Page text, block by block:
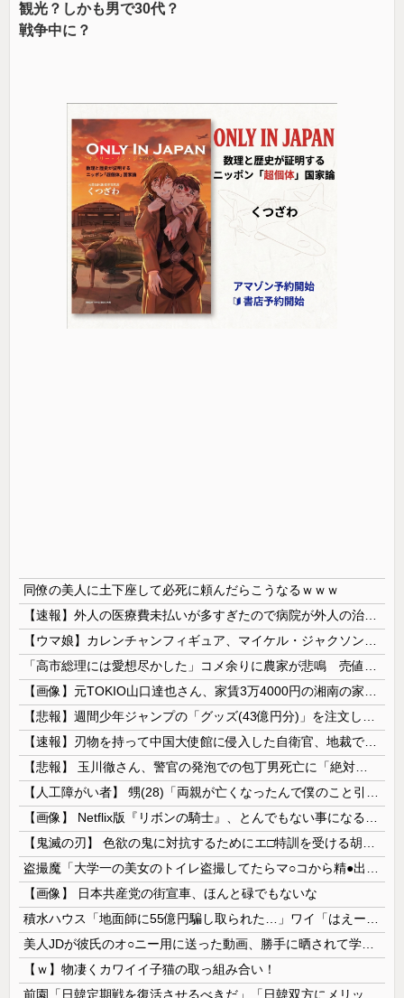
観光？しかも男で30代？
戦争中に？
同僚の美人に土下座して必死に頼んだらこうなるｗｗｗ
【画像】 日本共産党の街宣車、ほんと碌でもないな
【ｗ】物凄くカワイイ子猫の取っ組み合い！